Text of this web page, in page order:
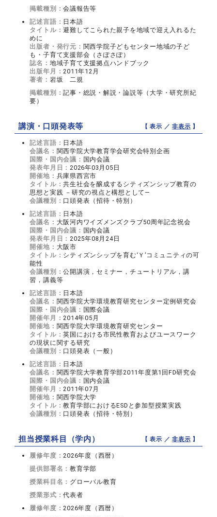
掲載種別：会議報告等
記述言語： 日本語
タイトル：避難してこられた親子を地域で迎え入れるた
めに
出版者・発行元： 関西学院子どもセンター地域の子ど
も・子育て支援部会（さぽさぽ）
誌名： 地域子育て支援拠点ハンドブック
出版年月：2011年12月
著者： 岩坂 二規
掲載種別：記事・総説・解説・論説等（大学・研究所紀
要）
講演・口頭発表等 【 表示 ／非表示 】
記述言語： 日本語
会議名： 関西学院大学教育学会研究会特別企画
国際・国内会議： 国内会議
発表年月日：2026年03月05日
開催地： 兵庫県西宮市
タイトル：共生社会を醸成するシティズンシップ教育の
思想と実践 －研究の視点と構想として―
会議種別： 口頭発表（招待・特別）
記述言語： 日本語
会議名： 大阪河内ワイズメンズクラブ50周年記念祝会
国際・国内会議： 国内会議
発表年月日：2025年08月24日
開催地： 大阪市
タイトル： シティズンシップを育む‘Ｙ’コミュニティの可
能性
会議種別：公開講演，セミナー，チュートリアル，講
習，講義等
記述言語： 日本語
会議名： 関西学院大学環境教育研究センター定例研究会
国際・国内会議： 国際会議
開催年月：2014年05月
開催地： 関西学院大学環境教育研究センター
タイトル：英国における市民性教育およびユースワーク
の現状に関する研究
会議種別： 口頭発表（一般）
記述言語： 日本語
会議名： 関西学院大学教育学部2011年度第1回FD研究会
国際・国内会議： 国内会議
開催年月：2011年07月
開催地： 関西学院大学
タイトル：教育学部におけるESDと参加型授業実践
会議種別： 口頭発表（招待・特別）
担当授業科目（学内） 【 表示 ／非表示 】
履修年度：2026年度（西暦）
提供部署名：教育学部
授業科目名： グローバル教育
授業形式：代表者
履修年度：2026年度（西暦）